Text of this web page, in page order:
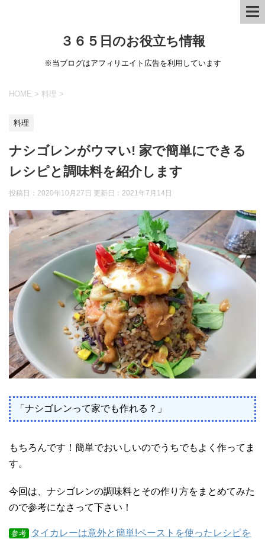
３６５日のお役立ち情報
※当ブログはアフィリエイト広告を利用しています
HOME > 料理 >
料理
ナシゴレンがウマい! 家で簡単にできる
レシピと調味料を紹介します
投稿日：2020年10月27日 更新日： 2021年7月14日
「ナシゴレンって家でも作れる？」
もちろんです！簡単でおいしいのでうちでもよく作ってま
す。
今回は、ナシゴレンの調味料とその作り方をまとめてみた
ので参考になさって下さい！
参考
タイカレーは意外と簡単!ペーストを使ったレシピを